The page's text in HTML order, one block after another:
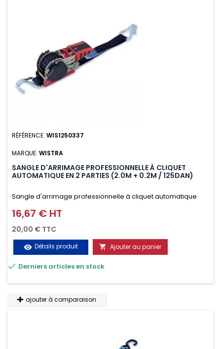
RÉFÉRENCE: WIS1250337
MARQUE: WISTRA
SANGLE D'ARRIMAGE PROFESSIONNELLE À CLIQUET
AUTOMATIQUE EN 2 PARTIES (2.0M + 0.2M / 125DAN)
Sangle d'arrimage professionnelle à cliquet automatique
avec crochet deux doigts soudés en J en 2 parties (2.0M +
0.2M / 125daN), simple et rapide d'utilisation. Permet
d'arrimer et de sécuriser vos chargements pendant le
transport. Matière polyester très résistante aux UV et aux
variations de températures, n'absorbe pas l'eau.
Prix
16,67 € HT
20,00 € TTC
visibility Détails produit  Ajouter au panier
 Derniers articles en stock
ajouter à comparaison